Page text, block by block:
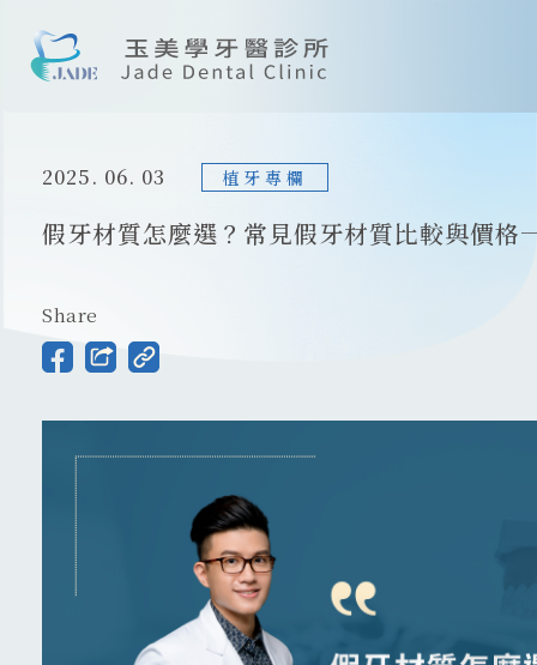
關於我們
最新消息
案例分享
2025. 06. 03 植牙專欄
假牙材質怎麼選？常見假牙材質比較與價格
Share